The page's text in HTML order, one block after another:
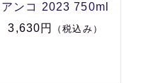
アンコ 2023 750ml
3,630円
（税込み）